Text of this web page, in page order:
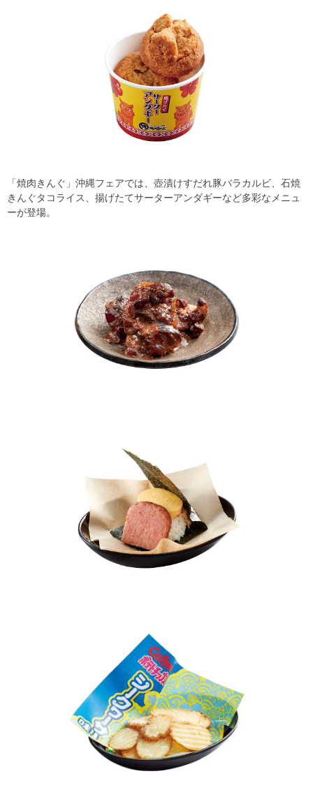
「焼肉きんぐ」沖縄フェアでは、壺漬けすだれ豚バラカルビ、石焼
きんぐタコライス、揚げたてサーターアンダギーなど多彩なメニュ
ーが登場。